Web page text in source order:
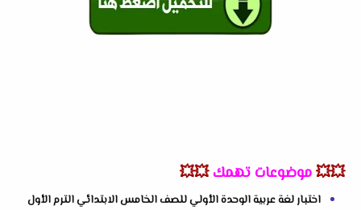
💥💥موضوعات تهمك 💥💥
اختبار لغة عربية الوحدة الأولي للصف الخامس الابتدائي الترم الأول